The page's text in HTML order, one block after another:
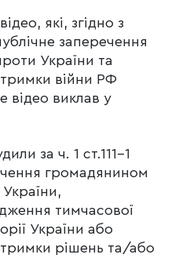
які, згідно з
заперечення
України та
війни РФ
відео виклав у
за ч. 1 ст.111-1
громадянином
тимчасової
України або
рішень та/або